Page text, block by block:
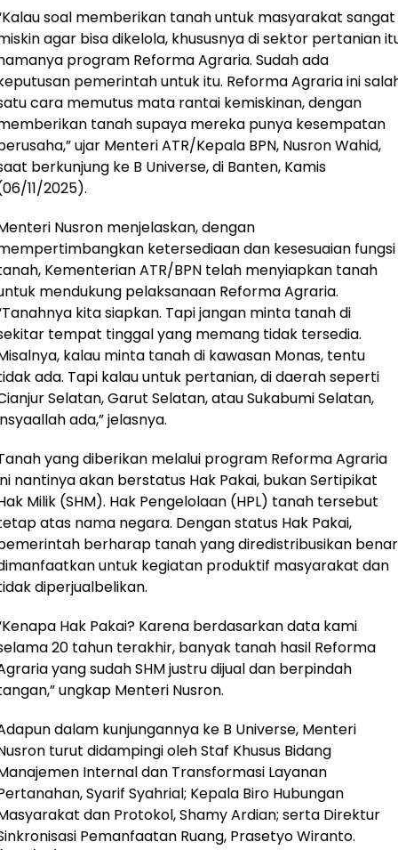
soal memberikan tanah untuk masyarakat sangat
agar bisa dikelola, khususnya di sektor pertanian
program Reforma Agraria. Sudah ada
pemerintah untuk itu. Reforma Agraria ini
cara memutus mata rantai kemiskinan, dengan
tanah supaya mereka punya kesempatan
ujar Menteri ATR/Kepala BPN, Nusron Wahid,
berkunjung ke B Universe, di Banten, Kamis
11/2025).
Nusron menjelaskan, dengan
ketersediaan dan kesesuaian fungsi
Kementerian ATR/BPN telah menyiapkan tanah
mendukung pelaksanaan Reforma Agraria.
kita siapkan. Tapi jangan minta tanah di
tempat tinggal yang memang tidak tersedia.
kalau minta tanah di kawasan Monas, tentu
ada. Tapi kalau untuk pertanian, di daerah seperti
Selatan, Garut Selatan, atau Sukabumi Selatan,
ada,” jelasnya.
yang diberikan melalui program Reforma Agraria
nantinya akan berstatus Hak Pakai, bukan Sertipikat
Milik (SHM). Hak Pengelolaan (HPL) tanah tersebut
atas nama negara. Dengan status Hak Pakai,
berharap tanah yang diredistribusikan benar
untuk kegiatan produktif masyarakat dan
diperjualbelikan.
Hak Pakai? Karena berdasarkan data kami
20 tahun terakhir, banyak tanah hasil Reforma
yang sudah SHM justru dijual dan berpindah
ungkap Menteri Nusron.
dalam kunjungannya ke B Universe, Menteri
turut didampingi oleh Staf Khusus Bidang
Internal dan Transformasi Layanan
Syarif Syahrial; Kepala Biro Hubungan
dan Protokol, Shamy Ardian; serta Direktur
Pemanfaatan Ruang, Prasetyo Wiranto.